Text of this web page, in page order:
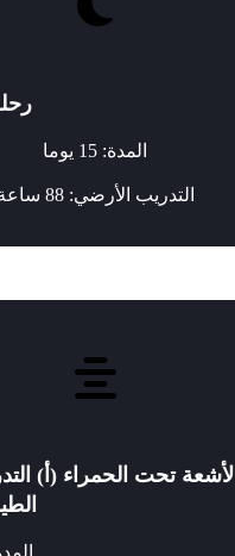
المدة: 15 يوما
التدريب الأرضي: 88 ساعة
الأشعة تحت الحمراء (أ)